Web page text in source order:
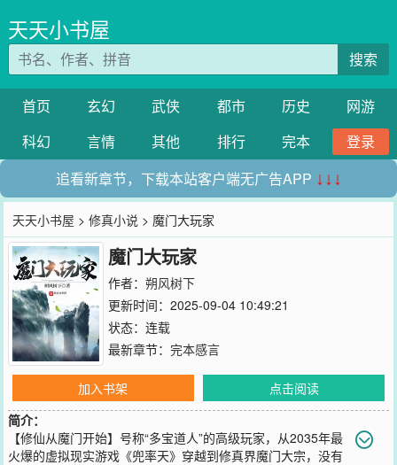
天天小书屋
搜索
首页 玄幻 武侠 都市 历史
网游
科幻
言情 其他 排行 完本
登录
追看新章节，下载本站客户端无广告APP ↓↓↓
天天小书屋 >修真小说 > 魔门大玩家
魔门大玩家
作者： 朔风树下
更新时间：2025-09-04 10:49:21
状态：连载
最新章节： 完本感言
加入书架
点击阅读
简介：
【修仙从魔门开始】号称“多宝道人”的高级玩家，从2035年最
火爆的虚拟现实游戏《兜率天》穿越到修真界魔门大宗，没有